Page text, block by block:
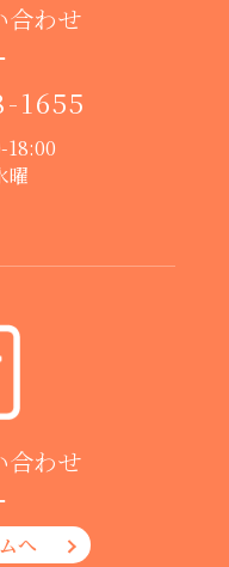
合わせ
1655
合わせ
へ